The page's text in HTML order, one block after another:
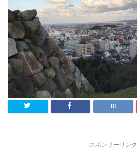
スポンサーリンク